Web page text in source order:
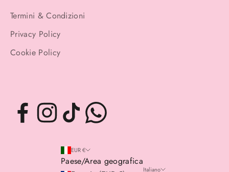
Termini & Condizioni
Privacy Policy
Cookie Policy
EUR €
Paese/Area geografica
Italiano